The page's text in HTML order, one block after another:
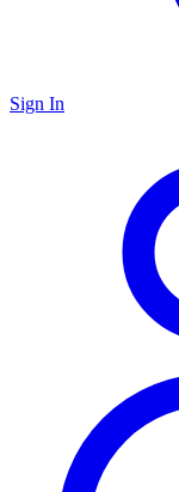
Sign In